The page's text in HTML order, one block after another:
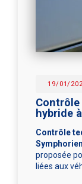
19/01/
hybride
Contrôle
proposée
liées aux